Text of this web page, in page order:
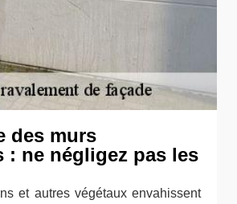
des murs
: ne négligez pas les
et autres végétaux envahissent